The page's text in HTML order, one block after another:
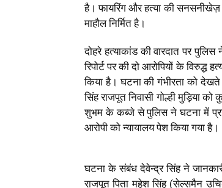
है। फायरिंग और हत्या की सनसनीखेज़
माहौल निर्मित है।
दोहरे हत्याकांड की वारदात पर पुलिस
रिपोर्ट पर की दो आरोपियों के
किया है। घटना की गंभीरता को
सिंह राजपूत निवासी गोल्ही मुड़िया
शुभम के कब्जे से पुलिस ने घटना में
आरोपी को न्यायालय पेश किया गया है।
घटना के संबंध देवेन्द्र सिंह ने
राजपूत पिता महेश सिंह (सेल्समैन